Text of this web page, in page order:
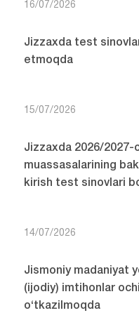
16/07/2026
Jizzaxda test
etmoqda
15/07/2026
Jizzaxda 2026/2027-
muassasalarining
kirish test sinovlari
14/07/2026
Jismoniy madaniyat
(ijodiy) imtihonlar
o‘tkazilmoqda